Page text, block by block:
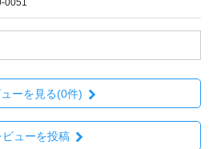
ーを見る(0件)
ビューを投稿